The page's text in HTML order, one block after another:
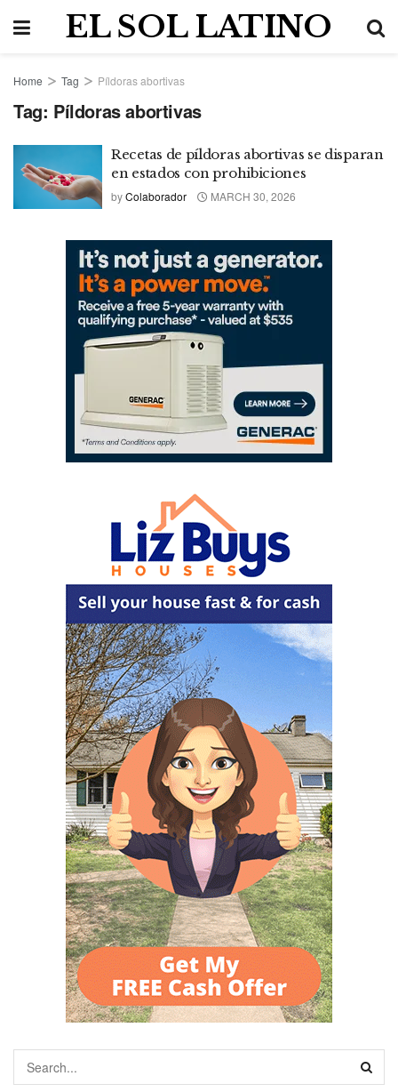
EL SOL LATINO
Home Tag Píldoras abortivas
Tag: Píldoras abortivas
Recetas de píldoras abortivas se disparan
en estados con prohibiciones
byColaborador MARCH 30, 2026